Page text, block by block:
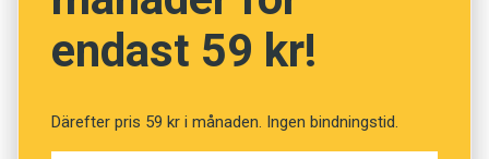
bättre på skolarbetet.”
endast 59 kr!
Därefter pris 59 kr i månaden. Ingen bindningstid.